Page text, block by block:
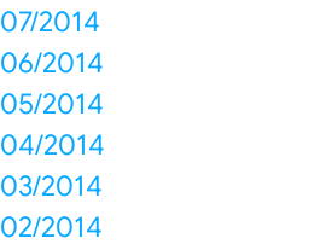
07/2014
06/2014
05/2014
04/2014
03/2014
02/2014